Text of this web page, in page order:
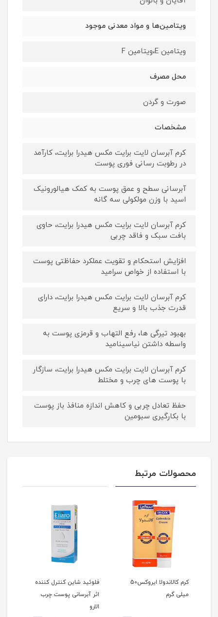
ویتامین‌ها و مواد معدنی موجود
ویتامین E،ویتامین F
محل مصرف
صورت و گردن
مشخصات
کرم آبرسان لایت برایت مکس هیدرا برایت، کارآمد
در رطوبت رسانی فوری پوست
آبرسانی سطح و عمق پوست به کمک هیالورونیک
اسید با وزن مولکولی سه گانه
کرم آبرسان لایت برایت مکس هیدرا برایت، حاوی
بافت سبک و فاقد چربی
افزایش استحکام و تقویت عملکرد حفاظتی پوست
با استفاده از خواص سرامید
کرم آبرسان لایت برایت مکس هیدرا برایت، دارای
قدرت جذب بالا و سریع
بهبود تیرگی ها، رفع التهاب و قرمزی پوست به
واسطه داشتن نیاسینامید
کرم آبرسان لایت برایت مکس هیدرا برایت، سازگار
با پوست های چرب و مختلط
حفظ تعادل چربی و کاهش اندازه منافذ باز پوست
با بکارگیری سبومین
محصولات مرتبط
کرم کالاندولا ایروکس50
میلی گرم
فلوئید شاین کنترل کننده
اثر آبرسانی پوست چرب
الارو